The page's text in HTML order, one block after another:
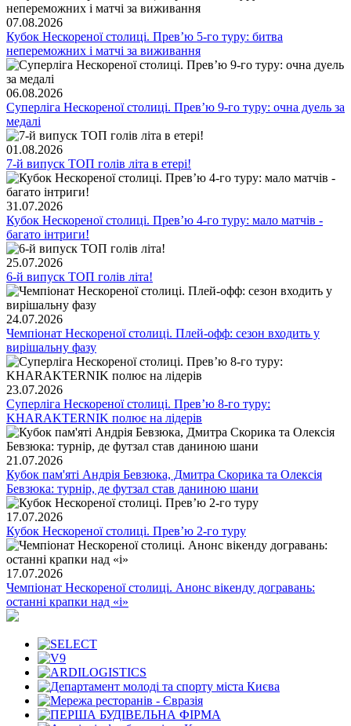
07.08.2026
Кубок Нескореної столиці. Превʼю 5-го туру: битва
непереможних і матчі за виживання
06.08.2026
Суперліга Нескореної столиці. Превʼю 9-го туру: очна дуель за
медалі
01.08.2026
7-й випуск ТОП голів літа в етері!
31.07.2026
Кубок Нескореної столиці. Превʼю 4-го туру: мало матчів -
багато інтриги!
25.07.2026
6-й випуск ТОП голів літа!
24.07.2026
Чемпіонат Нескореної столиці. Плей-офф: сезон входить у
вирішальну фазу
23.07.2026
Суперліга Нескореної столиці. Превʼю 8-го туру:
KHARAKTERNIK полює на лідерів
21.07.2026
Кубок пам'яті Андрія Бевзюка, Дмитра Скорика та Олексія
Бевзюка: турнір, де футзал став даниною шани
17.07.2026
Кубок Нескореної столиці. Превʼю 2-го туру
17.07.2026
Чемпіонат Нескореної столиці. Анонс вікенду догравань:
останні крапки над «і»